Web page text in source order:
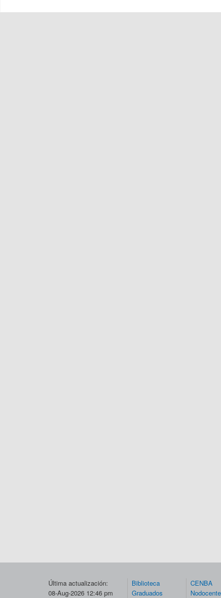
Última actualización:
08-Aug-2026 12:46 pm
Biblioteca
Graduados
CENBA